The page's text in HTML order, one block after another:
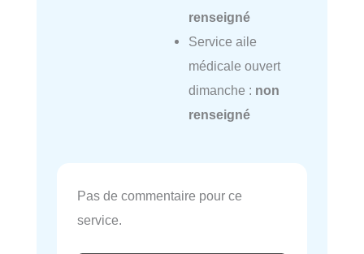
renseigné
Service aile
médicale ouvert
dimanche : non
renseigné
Pas de commentaire pour ce
service.